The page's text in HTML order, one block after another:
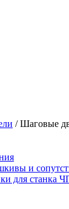
/Шаговые
и
для станка